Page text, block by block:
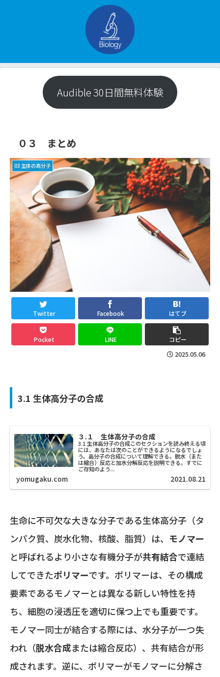
Audible 30日間無料体験
０３ まとめ
03 生体の高分子
Twitter Facebook はてブ
Pocket LINE コピー
2025.05.06
3.1 生体高分子の合成
３.１ 生体高分子の合成
3.1 生体高分子の合成このセクションを読み終える頃
には、あなたは次のことができるようになるでしょ
う。高分子の合成について理解できる。脱水（また
は縮合）反応と加水分解反応を説明できる。すでに
ご存知のよう...
yomugaku.com 2021.08.21
生命に不可欠な大きな分子である生体高分子（タ
ンパク質、炭水化物、核酸、脂質）は、 モノマー
と呼ばれるより小さな有機分子が共有結合で連結
してできたポリマーです。ポリマーは、その構成
要素であるモノマーとは異なる新しい特性を持
ち、細胞の浸透圧を適切に保つ上でも重要です。
モノマー同士が結合する際には、水分子が一つ失
われ（脱水合成または縮合反応）、共有結合が形
成されます。逆に、ポリマーがモノマーに分解さ